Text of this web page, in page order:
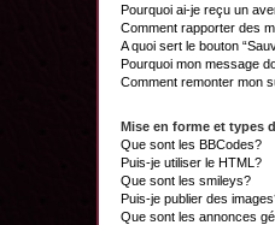
Pourquoi ai-je reçu un
Comment rapporter des
A quoi sert le bouton
Pourquoi mon message
Comment remonter mon
Mise en forme et types
Que sont les BBCodes?
Puis-je utiliser le HTML?
Que sont les smileys?
Puis-je publier des
Que sont les annonces